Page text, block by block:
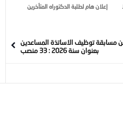
إعلان هام لطلبة الدكتوراه المتأخرين
مسابقة توظيف الاساتذة المساعدين
بعنوان سنة 2026 : 33 منصب